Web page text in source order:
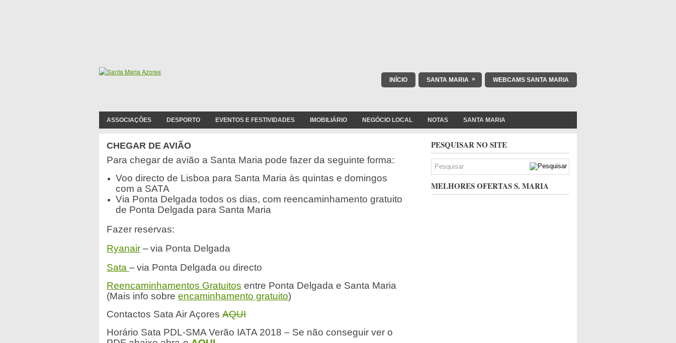
INÍCIO SANTA MARIA » WEBCAMS SANTA MARIA
ASSOCIAÇÕES DESPORTO EVENTOS E FESTIVIDADES IMOBILIÁRIO NEGÓCIO LOCAL NOTAS SANTA MARIA
CHEGAR DE AVIÃO
Para chegar de avião a Santa Maria pode fazer da seguinte forma:
Voo directo de Lisboa para Santa Maria às quintas e domingos
com a SATA
Via Ponta Delgada todos os dias, com reencaminhamento gratuito
de Ponta Delgada para Santa Maria
Fazer reservas:
Ryanair –via Ponta Delgada
Sata –via Ponta Delgada ou directo
Reencaminhamentos Gratuitos entre Ponta Delgada e Santa Maria
(Mais info sobre encaminhamento gratuito)
Contactos Sata Air Açores AQUI
Horário Sata PDL-SMA Verão IATA 2018 – Se não conseguir ver o
PESQUISAR NO SITE
MELHORES OFERTAS S. MARIA